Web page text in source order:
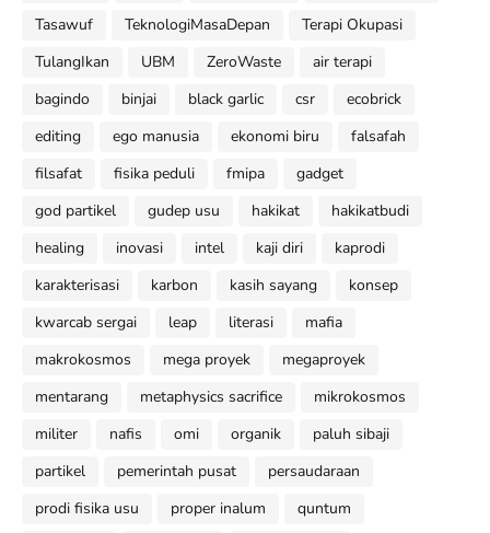
Tasawuf
TeknologiMasaDepan
Terapi Okupasi
TulangIkan
UBM ZeroWaste
air terapi
bagindo
binjai black garlic csr
ecobrick
editing
ego manusia ekonomi biru
falsafah
filsafat
fisika peduli fmipa
gadget
god partikel
gudep usu hakikat
hakikatbudi
healing
inovasi intel kaji diri
kaprodi
karakterisasi
karbon kasih sayang
konsep
kwarcab sergai
leap literasi
mafia
makrokosmos
mega proyek
megaproyek
mentarang
metaphysics sacrifice
mikrokosmos
militer
nafis omi organik
paluh sibaji
partikel
pemerintah pusat
persaudaraan
prodi fisika usu
proper inalum
quntum